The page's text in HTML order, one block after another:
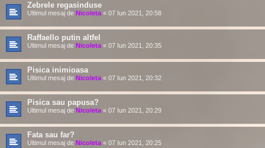
Zebrele regasinduse
Ultimul mesaj de Nicoleta « 07 Iun 2021, 20:58
Raffaello putin altfel
Ultimul mesaj de Nicoleta « 07 Iun 2021, 20:35
Pisica inimioasa
Ultimul mesaj de Nicoleta « 07 Iun 2021, 20:32
Pisica sau papusa?
Ultimul mesaj de Nicoleta « 07 Iun 2021, 20:29
Fata sau far?
Ultimul mesaj de Nicoleta « 07 Iun 2021, 20:25